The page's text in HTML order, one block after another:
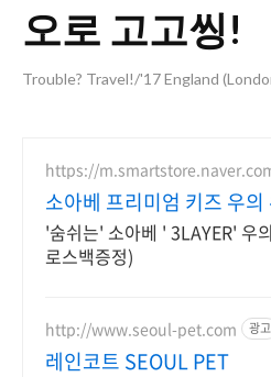
오로 고고씽!
Trouble? Travel!/'17 England
https://
소아베 프리미엄 키즈 우의
신규 런칭 세일중
'숨쉬는' 소아베 ' 3LAYER' 우
로스백증정)
http://www.seoul-pet.com 광고
레인코트 SEOUL PET